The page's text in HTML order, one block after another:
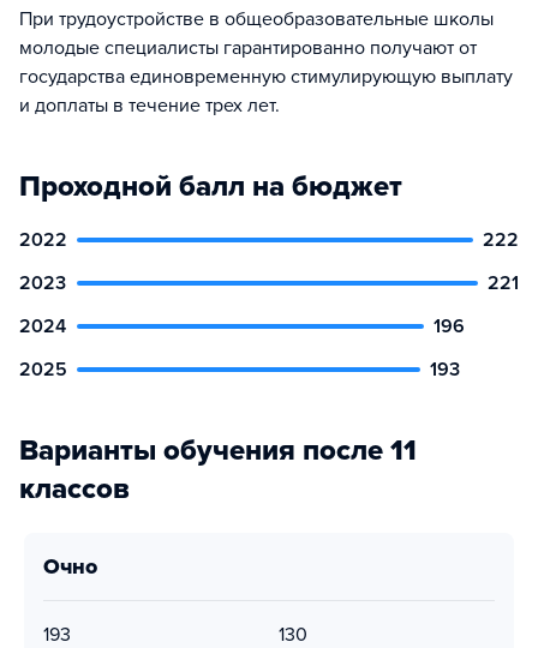
При трудоустройстве в общеобразовательные школы
молодые специалисты гарантированно получают от
государства единовременную стимулирующую выплату
и доплаты в течение трех лет.
Проходной балл на бюджет
2022
222
2023
221
2024
196
2025
193
Варианты обучения после 11
классов
очно
193 130